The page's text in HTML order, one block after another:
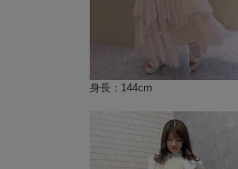
身長：144cm